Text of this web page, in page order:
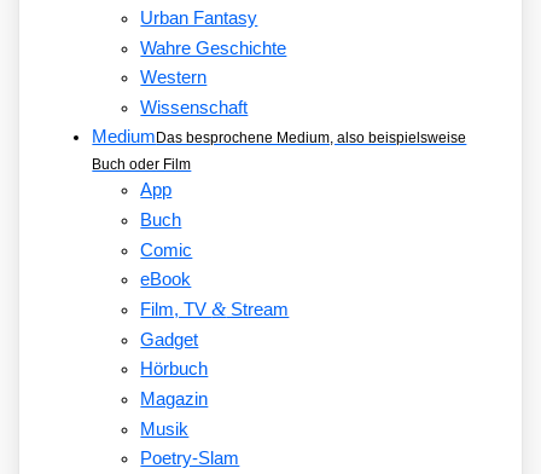
Urban Fantasy
Wahre Geschichte
Western
Wissenschaft
Medium Das besprochene Medium, also beispielsweise
Buch oder Film
App
Buch
Comic
eBook
Film, TV&Stream
Gadget
Hörbuch
Magazin
Musik
Poetry-Slam